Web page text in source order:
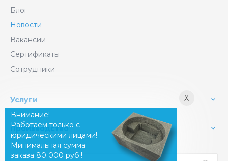
Блог
Новости
Вакансии
Сертификаты
Сотрудники
Услуги
Производство
X
Внимание!
Работаем только с
юридическими лицами!
Минимальная сумма
заказа 80 000 руб.!